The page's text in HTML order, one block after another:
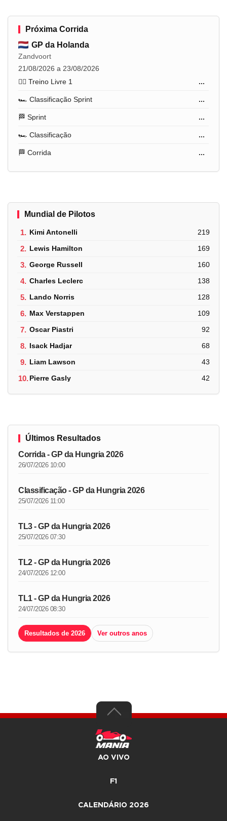
Próxima Corrida
GP da Holanda
Zandvoort
21/08/2026 a 23/08/2026
🏋️‍♂️ Treino Livre 1
...
🏎️ Classificação Sprint ...
🏁 Sprint ...
🏎️ Classificação ...
🏁 Corrida ...
Mundial de Pilotos
1. Kimi Antonelli 219
2. Lewis Hamilton 169
3. George Russell 160
4. Charles Leclerc 138
5. Lando Norris 128
6. Max Verstappen 109
7. Oscar Piastri 92
8. Isack Hadjar 68
9. Liam Lawson 43
10.Pierre Gasly 42
Últimos Resultados
Corrida - GP da Hungria 2026
26/07/2026 10:00
Classificação - GP da Hungria 2026
25/07/2026 11:00
TL3 - GP da Hungria 2026
25/07/2026 07:30
TL2 - GP da Hungria 2026
24/07/2026 12:00
TL1 - GP da Hungria 2026
24/07/2026 08:30
Resultados de 2026 Ver outros anos
AO VIVO
F1
CALENDÁRIO 2026